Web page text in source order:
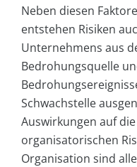
Neben diesen
entstehen Risiken
Unternehmens aus
Bedrohungsquelle
Schwachstelle
Auswirkungen auf
organisatorischen
Organisation sind